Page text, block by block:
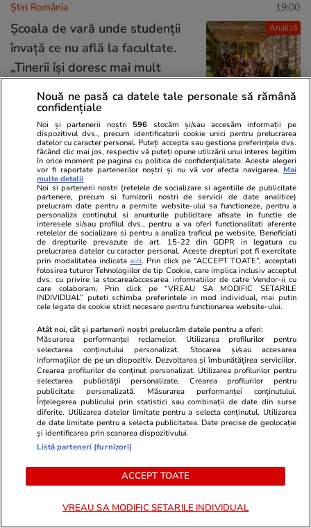
Analiză
Știri România 19:00
Școala de vară unde studenții
învață ce nu află la facultate.
„Tinerii își doresc mai mult
de curs”
20:11
Inteligența artificială va
remodela economia mondială și
politica monetară
09:00
România fricii: Cum am ajuns să
trăim din spaimă în spaimă
Țoiu, arestează-mă dacă
altceva n-ai de făcut!
Nouă ne pasă ca datele tale personale să rămână
confidențiale
Noi și partenerii noștri 596 stocăm și/sau accesăm informații pe
dispozitivul dvs., precum identificatorii cookie unici pentru prelucrarea
datelor cu caracter personal. Puteți accepta sau gestiona preferințele dvs.
făcând clic mai jos, respectiv vă puteți opune utilizării unui interes legitim
în orice moment pe pagina cu politica de confidențialitate. Aceste alegeri
vor fi raportate partenerilor noștri și nu vă vor afecta navigarea. Mai
multe detalii
Noi si partenerii nostri (retelele de socializare si agentiile de publicitate
partenere, precum si furnizorii nostri de servicii de date analitice)
prelucram date pentru a permite website-ului sa functioneze, pentru a
personaliza continutul si anunturile publicitare afisate in functie de
interesele si/sau profilul dvs., pentru a va oferi functionalitati aferente
retelelor de socializare si pentru a analiza traficul pe website. Beneficiati
de drepturile prevazute de art. 15-22 din GDPR in legatura cu
prelucrarea datelor cu caracter personal. Aceste drepturi pot fi exercitate
prin modalitatea indicataaici. Prin click pe “ACCEPT TOATE”, acceptati
folosirea tuturor Tehnologiilor de tip Cookie, care implica inclusiv acceptul
dvs. cu privire la stocarea/accesarea informatiilor de catre Vendor-ii cu
care colaboram. Prin click pe “VREAU SA MODIFIC SETARILE
INDIVIDUAL” puteti schimba preferintele in mod individual, mai putin
cele legate de cookie strict necesare pentru functionarea website-ului.
Atât noi, cât și partenerii noștri prelucrăm datele pentru a oferi:
Măsurarea performanței reclamelor. Utilizarea profilurilor pentru
selectarea conținutului personalizat. Stocarea și/sau accesarea
informațiilor de pe un dispozitiv. Dezvoltarea și îmbunătățirea serviciilor.
Crearea profilurilor de conținut personalizat. Utilizarea profilurilor pentru
selectarea publicității personalizate. Crearea profilurilor pentru
publicitate personalizată. Măsurarea performanței conținutului.
Înțelegerea publicului prin statistici sau combinații de date din surse
diferite. Utilizarea datelor limitate pentru a selecta conținutul. Utilizarea
de date limitate pentru a selecta publicitatea. Date precise de geolocație
și identificarea prin scanarea dispozitivului.
Listă parteneri (furnizori)
ACCEPT TOATE
VREAU SA MODIFIC SETARILE INDIVIDUAL